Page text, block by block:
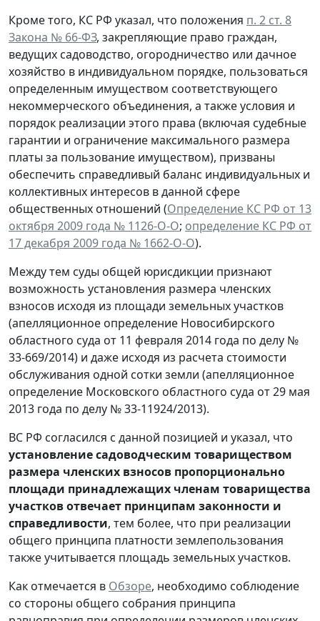
Кроме того, КС РФ указал, что положения п. 2 ст. 8
Закона № 66-ФЗ, закрепляющие право граждан,
ведущих садоводство, огородничество или дачное
хозяйство в индивидуальном порядке, пользоваться
определенным имуществом соответствующего
некоммерческого объединения, а также условия и
порядок реализации этого права (включая судебные
гарантии и ограничение максимального размера
платы за пользование имуществом), призваны
обеспечить справедливый баланс индивидуальных и
коллективных интересов в данной сфере
общественных отношений (Определение КС РФ от 13
октября 2009 года № 1126-О-О; определение КС РФ от
17 декабря 2009 года № 1662-О-О).
Между тем суды общей юрисдикции признают
возможность установления размера членских
взносов исходя из площади земельных участков
(апелляционное определение Новосибирского
областного суда от 11 февраля 2014 года по делу №
33-669/2014) и даже исходя из расчета стоимости
обслуживания одной сотки земли (апелляционное
определение Московского областного суда от 29 мая
2013 года по делу № 33-11924/2013).
ВС РФ согласился с данной позицией и указал, что
установление садоводческим товариществом
размера членских взносов пропорционально
площади принадлежащих членам товарищества
участков отвечает принципам законности и
справедливости, тем более, что при реализации
общего принципа платности землепользования
также учитывается площадь земельных участков.
Как отмечается в Обзоре, необходимо соблюдение
со стороны общего собрания принципа